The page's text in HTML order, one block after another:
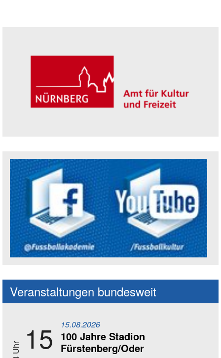
Veranstaltungen bundesweit
15 15.08.2026
100 Jahre Stadion
Fürstenberg/Oder